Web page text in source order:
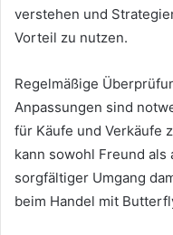
verstehen und
Vorteil zu nutzen.
Regelmäßige
Anpassungen sind
für Käufe und Verkäufe
kann sowohl Freund als
sorgfältiger Umgang
beim Handel mit